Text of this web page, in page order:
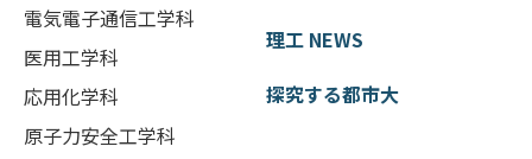
電気電子通信工学科
医用工学科
応用化学科
原子力安全工学科
理工 NEWS
探究する都市大